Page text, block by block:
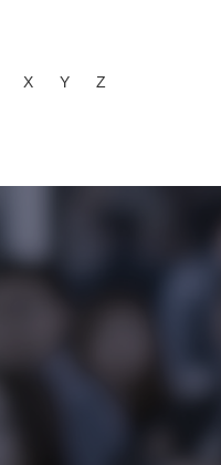
X Y Z